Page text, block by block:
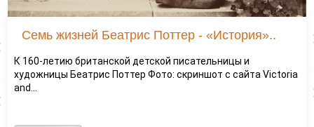
Семь жизней Беатрис Поттер - «История»..
К 160-летию британской детской писательницы и
художницы Беатрис Поттер Фото: скриншот с сайта Victoria
and...